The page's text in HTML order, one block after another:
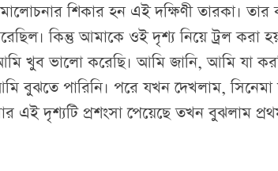
শিকার হন এই দক্ষিণী তারকা। তার
কিন্তু আমাকে ওই দৃশ্য নিয়ে ট্রল করা
খুব ভালো করেছি। আমি জানি, আমি যা
বুঝতে পারিনি। পরে যখন দেখলাম, সিনেমা
এই দৃশ্যটি প্রশংসা পেয়েছে তখন বুঝলাম